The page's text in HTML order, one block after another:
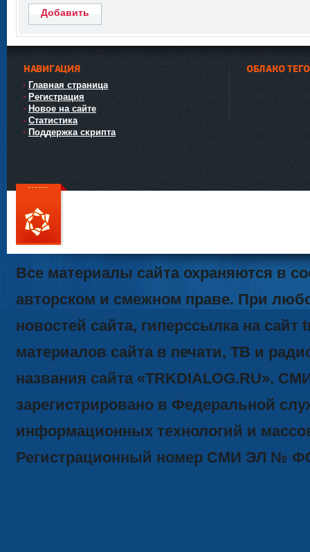
Добавить
НАВИГАЦИЯ
Главная страница
Регистрация
Новое на сайте
Статистика
Поддержка скрипта
ОБЛАКО
111
Все материалы сайта охраняются в
авторском и смежном праве. При
новостей сайта, гиперссылка на
материалов сайта в печати, ТВ и
названия сайта «TRKDIALOG.RU».
зарегистрировано в Федеральной
информационных технологий и
Регистрационный номер СМИ ЭЛ №